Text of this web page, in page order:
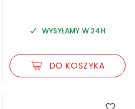
WYSYŁAMY W 24H
DO KOSZYKA